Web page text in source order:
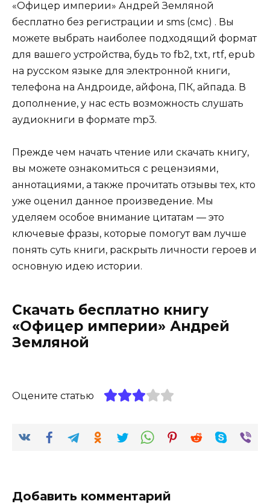
«Офицер империи» Андрей Земляной
бесплатно без регистрации и sms (смс) . Вы
можете выбрать наиболее подходящий формат
для вашего устройства, будь то fb2, txt, rtf, epub
на русском языке для электронной книги,
телефона на Андроиде, айфона, ПК, айпада. В
дополнение, у нас есть возможность слушать
аудиокниги в формате mp3.
Прежде чем начать чтение или скачать книгу,
вы можете ознакомиться с рецензиями,
аннотациями, а также прочитать отзывы тех, кто
уже оценил данное произведение. Мы
уделяем особое внимание цитатам — это
ключевые фразы, которые помогут вам лучше
понять суть книги, раскрыть личности героев и
основную идею истории.
Скачать бесплатно книгу
«Офицер империи» Андрей
Земляной
Оцените статью
Добавить комментарий